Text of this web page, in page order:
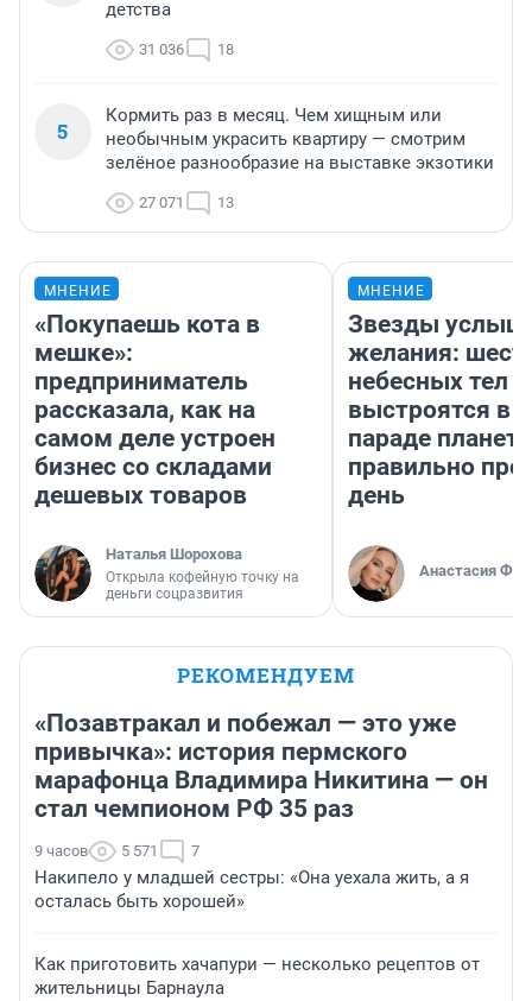
детства
31 036 18
5
Кормить раз в месяц. Чем хищным или
необычным украсить квартиру — смотрим
зелёное разнообразие на выставке экзотики
27 071 13
МНЕНИЕ
«Покупаешь кота в
мешке»:
предприниматель
рассказала, как на
самом деле устроен
бизнес со складами
дешевых товаров
Наталья Шорохова
Открыла кофейную точку на
деньги соцразвития
МНЕНИЕ
Звезды
желания:
небесных тел
выстроятся в
параде планет
правильно
день
Анастасия
РЕКОМЕНДУЕМ
«Позавтракал и побежал — это уже
привычка»: история пермского
марафонца Владимира Никитина — он
стал чемпионом РФ 35 раз
9 часов 5 571 7
Накипело у младшей сестры: «Она уехала жить, а я
осталась быть хорошей»
Как приготовить хачапури — несколько рецептов от
жительницы Барнаула